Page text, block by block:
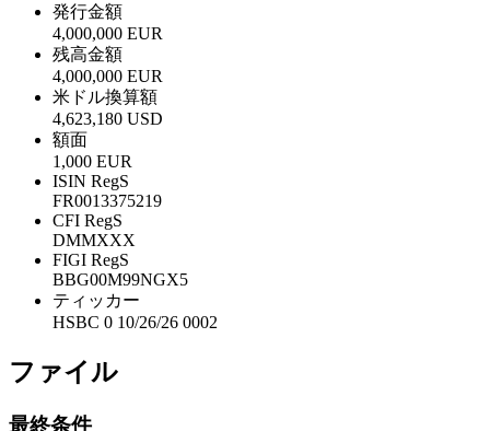
発行金額
4,000,000 EUR
残高金額
4,000,000 EUR
米ドル換算額
4,623,180 USD
額面
1,000 EUR
ISIN RegS
FR0013375219
CFI RegS
DMMXXX
FIGI RegS
BBG00M99NGX5
ティッカー
HSBC 0 10/26/26 0002
ファイル
最終条件